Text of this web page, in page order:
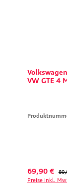
VW GTE 4
69,90 €
Preise inkl.